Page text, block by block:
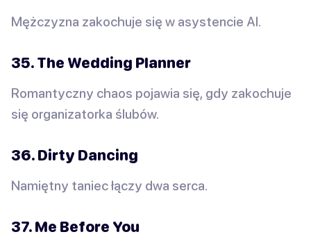
Mężczyzna zakochuje się w asystencie AI.
35. The Wedding Planner
Romantyczny chaos pojawia się, gdy zakochuje
się organizatorka ślubów.
36. Dirty Dancing
Namiętny taniec łączy dwa serca.
37. Me Before You